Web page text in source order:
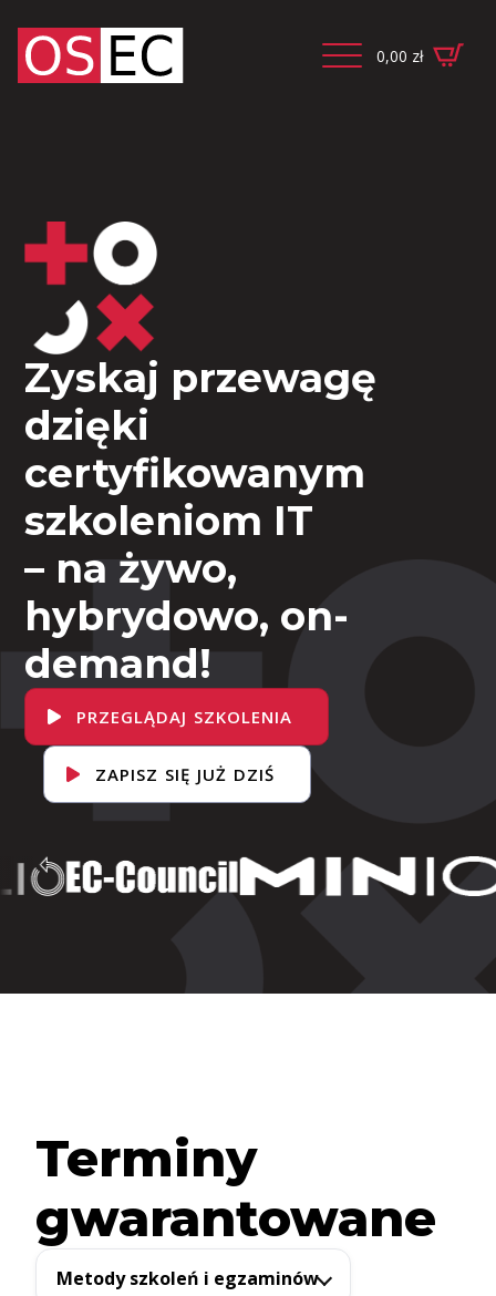
0,00 zł
Zyskaj przewagę
dzięki
certyfikowanym
szkoleniom IT
– na żywo,
hybrydowo, on-
demand!
PRZEGLĄDAJ SZKOLENIA
ZAPISZ SIĘ JUŻ DZIŚ
Terminy
gwarantowane
Metody szkoleń i egzaminów